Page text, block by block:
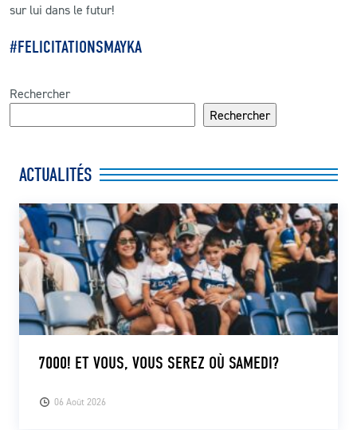
sur lui dans le futur!
#FELICITATIONSMAYKA
Rechercher
Rechercher
ACTUALITÉS
06 Août 2026
7000! ET VOUS, VOUS SEREZ OÙ SAMEDI?